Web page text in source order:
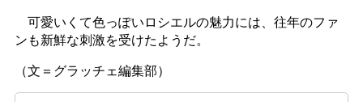
可愛いくて色っぽいロシエルの魅力には、往年のファ
ンも新鮮な刺激を受けたようだ。
（文＝グラッチェ編集部）